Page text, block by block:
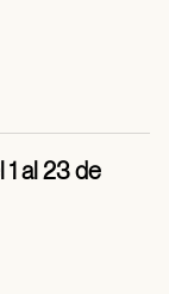
al 23 de